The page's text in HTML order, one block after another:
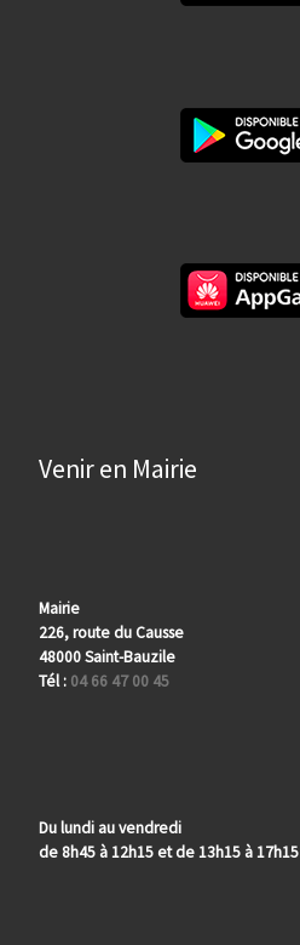
Venir en Mairie
Mairie
226, route du Causse
48000 Saint-Bauzile
Tél : 04 66 47 00 45
Du lundi au vendredi
de 8h45 à 12h15 et de 13h15 à 17h15